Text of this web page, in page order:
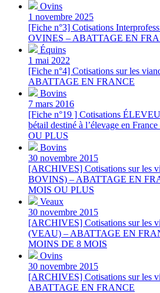
Ovins
1 novembre 2025
[Fiche n°3] Cotisations
OVINES – ABATTAGE EN
Équins
1 mai 2022
[Fiche n°4] Cotisations sur les
ABATTAGE EN FRANCE
Bovins
7 mars 2016
[Fiche n°19 ] Cotisations
bétail destiné à l’élevage en
OU PLUS
Bovins
30 novembre 2015
[ARCHIVES] Cotisations sur les
BOVINS) – ABATTAGE EN
MOIS OU PLUS
Veaux
30 novembre 2015
[ARCHIVES] Cotisations sur les
(VEAU) – ABATTAGE EN
MOINS DE 8 MOIS
Ovins
30 novembre 2015
[ARCHIVES] Cotisations sur les
ABATTAGE EN FRANCE